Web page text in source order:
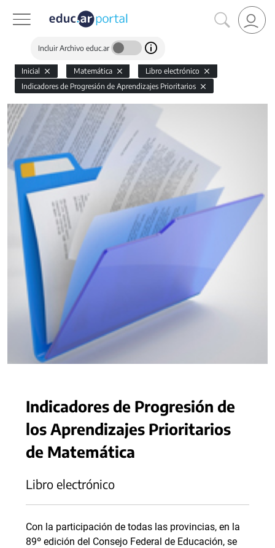
Incluir Archivo educ.ar
Inicial Matemática
Libro electrónico
Indicadores de Progresión de Aprendizajes Prioritarios
Indicadores de Progresión de
los Aprendizajes Prioritarios
de Matemática
Libro electrónico
Con la participación de todas las provincias, en la
89º edición del Consejo Federal de Educación, se